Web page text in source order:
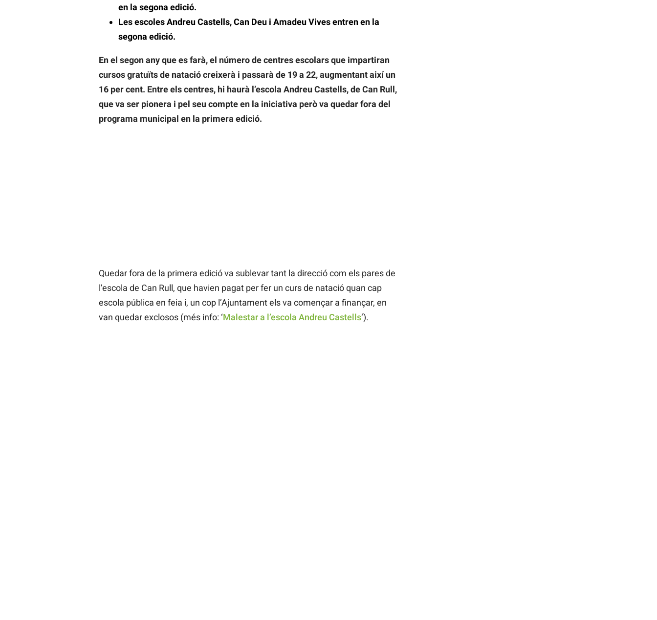
en la segona edició.
Les escoles Andreu Castells, Can Deu i Amadeu Vives entren en la
segona edició.
En el segon any que es farà, el número de centres escolars que impartiran
cursos gratuïts de natació creixerà i passarà de 19 a 22, augmentant així un
16 per cent. Entre els centres, hi haurà l’escola Andreu Castells, de Can Rull,
que va ser pionera i pel seu compte en la iniciativa però va quedar fora del
programa municipal en la primera edició.
Quedar fora de la primera edició va sublevar tant la direcció com els pares de
l’escola de Can Rull, que havien pagat per fer un curs de natació quan cap
escola pública en feia i, un cop l’Ajuntament els va començar a finançar, en
van quedar exclosos (més info: ‘Malestar a l’escola Andreu Castells‘).